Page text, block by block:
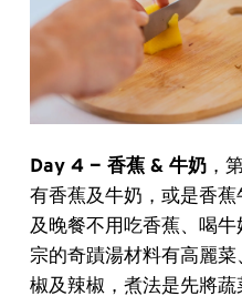
Day 4 — 香蕉 & 牛奶，
有香蕉及牛奶，或是香
及晚餐不用吃香蕉、喝
宗的奇蹟湯材料有高麗
椒及辣椒，煮法是先將